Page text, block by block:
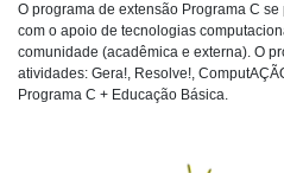
O programa de extensão Programa C
com o apoio de tecnologias
comunidade (acadêmica e externa). O
atividades: Gera!, Resolve!,
Programa C + Educação Básica.